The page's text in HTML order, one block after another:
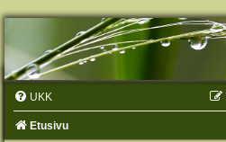
UKK
Etusivu